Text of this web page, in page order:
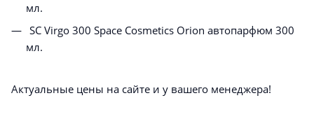
мл.
SC Virgo 300 Space Cosmetics Orion автопарфюм 300
мл.
Актуальные цены на сайте и у вашего менеджера!